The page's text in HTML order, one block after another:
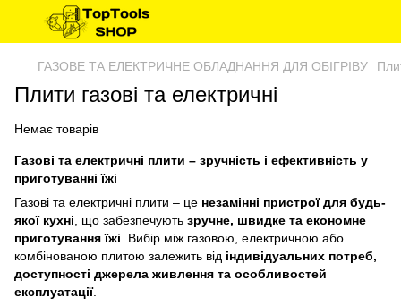
ГАЗОВЕ ТА ЕЛЕКТРИЧНЕ ОБЛАДНАННЯ ДЛЯ ОБІГРІВУ
Плити газові та електричні
Немає товарів
Газові та електричні плити – зручність і ефективність у
приготуванні їжі
Газові та електричні плити – це незамінні пристрої для будь-
якої кухні , що забезпечують зручне, швидке та економне
приготування їжі . Вибір між газовою, електричною або
комбінованою плитою залежить від індивідуальних потреб,
доступності джерела живлення та особливостей
експлуатації.